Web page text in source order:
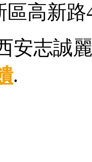
高新路
安志誠
.